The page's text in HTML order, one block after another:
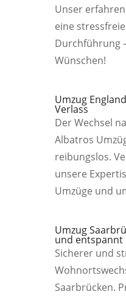
Unser
eine
Durchführung
Wünschen!
Umzug
Verlass
Der Wechsel
Albatros
reibungslos.
unsere
Umzüge und
Umzug
und
Sicherer und
Saarbrücken.